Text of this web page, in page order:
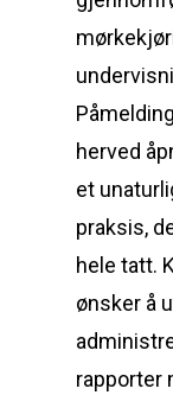
herved
et
praksis,
hele tatt.
ønsker å
rapporter